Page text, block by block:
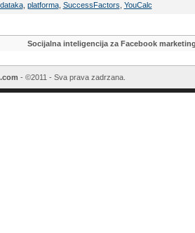
, platforma, SuccessFactors YouCalc
Socijalna inteligencija za Facebook marketing
- ©2011 - Sva prava zadrzana.